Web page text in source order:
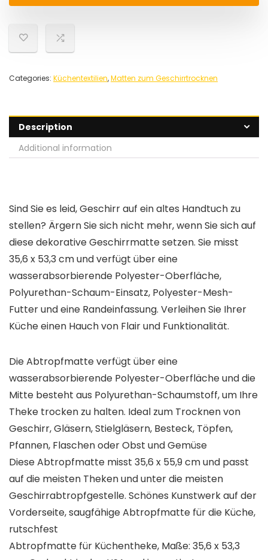
Categories: Küchentextilien,Matten zum Geschirrtrocknen
Description
Additional information
Sind Sie es leid, Geschirr auf ein altes Handtuch zu
stellen? Ärgern Sie sich nicht mehr, wenn Sie sich auf
diese dekorative Geschirrmatte setzen. Sie misst
35,6 x 53,3 cm und verfügt über eine
wasserabsorbierende Polyester-Oberfläche,
Polyurethan-Schaum-Einsatz, Polyester-Mesh-
Futter und eine Randeinfassung. Verleihen Sie Ihrer
Küche einen Hauch von Flair und Funktionalität.
Die Abtropfmatte verfügt über eine
wasserabsorbierende Polyester-Oberfläche und die
Mitte besteht aus Polyurethan-Schaumstoff, um Ihre
Theke trocken zu halten. Ideal zum Trocknen von
Geschirr, Gläsern, Stielgläsern, Besteck, Töpfen,
Pfannen, Flaschen oder Obst und Gemüse
Diese Abtropfmatte misst 35,6 x 55,9 cm und passt
auf die meisten Theken und unter die meisten
Geschirrabtropfgestelle. Schönes Kunstwerk auf der
Vorderseite, saugfähige Abtropfmatte für die Küche,
rutschfest
Abtropfmatte für Küchentheke, Maße: 35,6 x 53,3